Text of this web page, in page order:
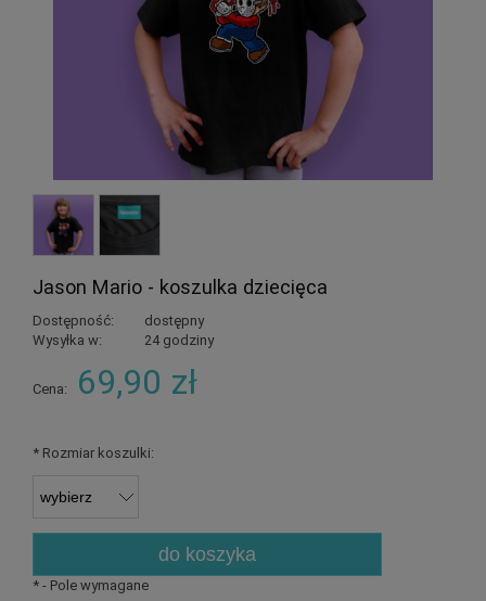
Jason Mario - koszulka dziecięca
Dostępność:
dostępny
Wysyłka w:
24 godziny
Cena: 69,90 zł
*Rozmiar koszulki:
do koszyka
*- Pole wymagane